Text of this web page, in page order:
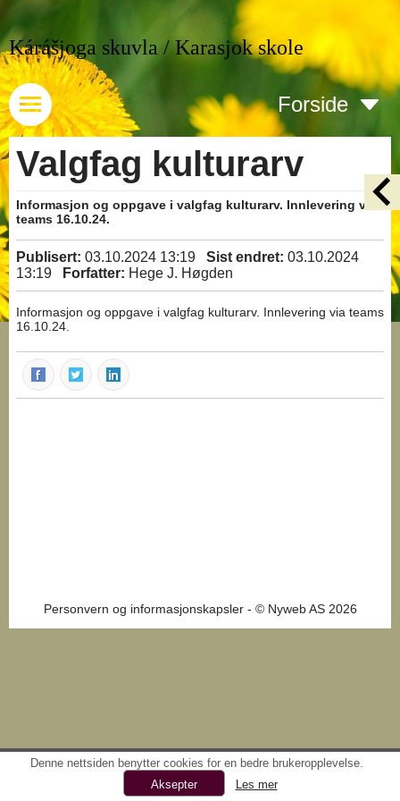
Kárášjoga skuvla / Karasjok skole
Forside
Valgfag kulturarv
Informasjon og oppgave i valgfag kulturarv. Innlevering via
teams 16.10.24.
Publisert: 03.10.2024 13:19 Sist endret: 03.10.2024
13:19
Forfatter: Hege J. Høgden
Informasjon og oppgave i valgfag kulturarv. Innlevering via teams
16.10.24.
Personvern og informasjonskapsler- © Nyweb AS 2026
Denne nettsiden benytter cookies for en bedre brukeropplevelse.
Les mer